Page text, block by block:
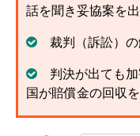
話を聞き妥協案を
裁判（訴訟）
判決が出ても
国が賠償金の回収
ムチ打ちの体験談